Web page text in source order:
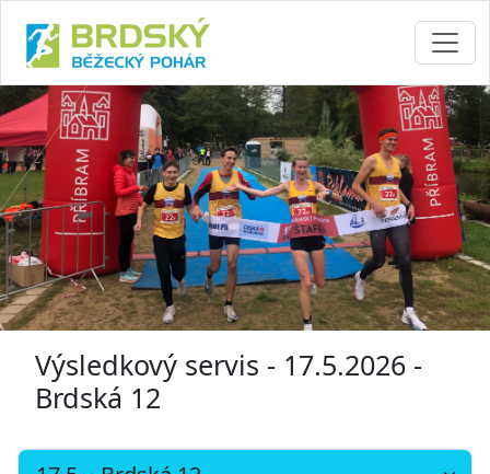
Výsledkový servis - 17.5.2026 -
Brdská 12